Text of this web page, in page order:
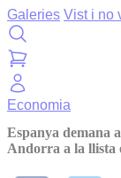
Galeries Vist i no
Economia
Espanya demana
Andorra a la llista